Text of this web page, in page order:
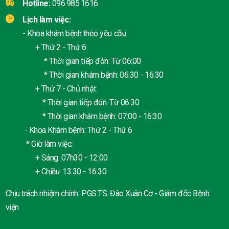
Hotline: 096.985.1616
Lịch làm việc:
- Khoa khám bệnh theo yêu cầu
+ Thứ 2 - Thứ 6:
* Thời gian tiếp đón: Từ 06:00
* Thời gian khám bệnh: 06:30 - 16:30
+ Thứ 7 - Chủ nhật:
* Thời gian tiếp đón: Từ 06:30
* Thời gian khám bệnh: 07:00 - 16:30
- Khoa Khám bệnh: Thứ 2 - Thứ 6
* Giờ làm việc:
+ Sáng: 07h30 - 12:00
+ Chiều: 13:30 - 16:30
Chịu trách nhiệm chính: PGS.TS. Đào Xuân Cơ - Giám đốc Bệnh
viện